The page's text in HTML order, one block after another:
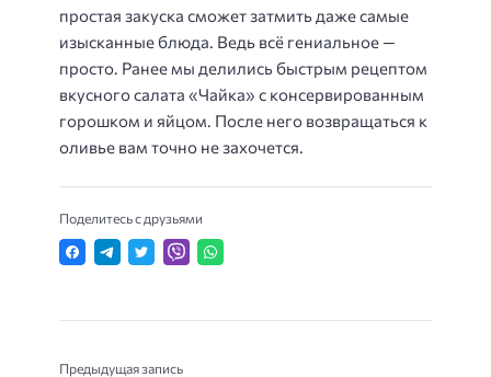
простая закуска сможет затмить даже самые
изысканные блюда. Ведь всё гениальное —
просто. Ранее мы делились быстрым рецептом
вкусного салата «Чайка» с консервированным
горошком и яйцом. После него возвращаться к
оливье вам точно не захочется.
Поделитесь с друзьями
Предыдущая запись